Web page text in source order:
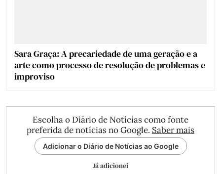
Sara Graça: A precariedade de uma geração e a
arte como processo de resolução de problemas e
improviso
Escolha o Diário de Notícias como fonte
preferida de notícias no Google. Saber mais
Adicionar o Diário de Notícias ao Google
Já adicionei